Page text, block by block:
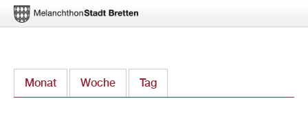
zum
Monat Woche Tag